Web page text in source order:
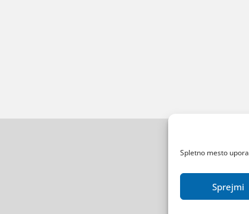
Spletno mesto
Sprejmi